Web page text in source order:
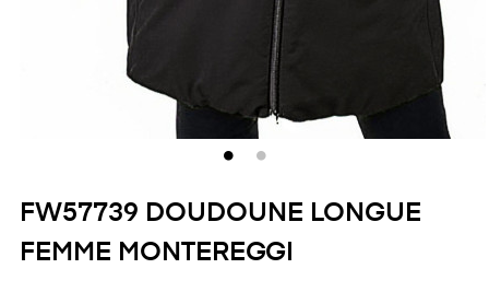
FW57739 DOUDOUNE LONGUE
FEMME MONTEREGGI